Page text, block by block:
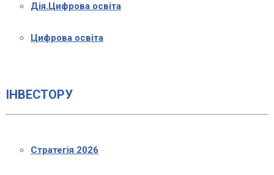
Дія.Цифрова освіта
Цифрова освіта
ІНВЕСТОРУ
Стратегія 2026